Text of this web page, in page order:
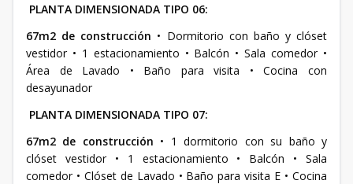
PLANTA DIMENSIONADA TIPO 06:
67m2 de construcción • Dormitorio con baño y clóset
vestidor • 1 estacionamiento • Balcón • Sala comedor •
Área de Lavado • Baño para visita • Cocina con
desayunador
PLANTA DIMENSIONADA TIPO 07:
67m2 de construcción • 1 dormitorio con su baño y
clóset vestidor • 1 estacionamiento • Balcón • Sala
comedor • Clóset de Lavado • Baño para visita E • Cocina